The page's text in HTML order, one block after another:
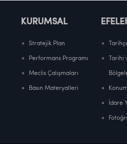
KURUMSAL
Stratejik Plan
Performans Programı
Meclis Çalışmaları
Basın Materyalleri
Tarihi
İdare